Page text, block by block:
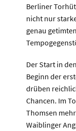
Berliner
nicht nur
genau
Der Start in
Beginn der
drüben
Chancen. Im
Thomsen
Waiblinger